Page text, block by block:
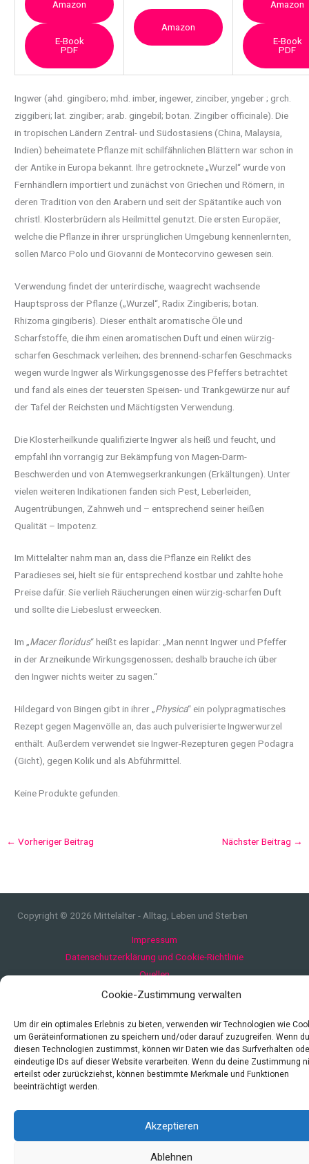
Cookie-Zustimmung verwalten
Um dir ein optimales Erlebnis zu bieten, verwenden wir Technologien wie
um Geräteinformationen zu speichern und/oder darauf zuzugreifen. Wenn du
diesen Technologien zustimmst, können wir Daten wie das Surfverhalten
eindeutige IDs auf dieser Website verarbeiten. Wenn du deine Zustimmung
erteilst oder zurückziehst, können bestimmte Merkmale und Funktionen
beeinträchtigt werden.
Akzeptieren
Ablehnen
Amazon
E-Book
PDF
Amazon
Amazon
E-Book
PDF
Ingwer (ahd. gingibero; mhd. imber, ingewer, zinciber, yngeber ; grch.
ziggiberi; lat. zingiber; arab. gingebil; botan. Zingiber officinale). Die
in tropischen Ländern Zentral- und Südostasiens (China, Malaysia,
Indien) beheimatete Pflanze mit schilfähnlichen Blättern war schon in
der Antike in Europa bekannt. Ihre getrocknete „Wurzel“ wurde von
Fernhändlern importiert und zunächst von Griechen und Römern, in
deren Tradition von den Arabern und seit der Spätantike auch von
christl. Klosterbrüdern als Heilmittel genutzt. Die ersten Europäer,
welche die Pflanze in ihrer ursprünglichen Umgebung kennenlernten,
sollen Marco Polo und Giovanni de Montecorvino gewesen sein.
Verwendung findet der unterirdische, waagrecht wachsende
Hauptspross der Pflanze („Wurzel“, Radix Zingiberis; botan.
Rhizoma gingiberis). Dieser enthält aromatische Öle und
Scharfstoffe, die ihm einen aromatischen Duft und einen würzig-
scharfen Geschmack verleihen; des brennend-scharfen Geschmacks
wegen wurde Ingwer als Wirkungsgenosse des Pfeffers betrachtet
und fand als eines der teuersten Speisen- und Trankgewürze nur auf
der Tafel der Reichsten und Mächtigsten Verwendung.
Die Klosterheilkunde qualifizierte Ingwer als heiß und feucht, und
empfahl ihn vorrangig zur Bekämpfung von Magen-Darm-
Beschwerden und von Atemwegserkrankungen (Erkältungen). Unter
vielen weiteren Indikationen fanden sich Pest, Leberleiden,
Augentrübungen, Zahnweh und – entsprechend seiner heißen
Qualität – Impotenz.
Im Mittelalter nahm man an, dass die Pflanze ein Relikt des
Paradieses sei, hielt sie für entsprechend kostbar und zahlte hohe
Preise dafür. Sie verlieh Räucherungen einen würzig-scharfen Duft
und sollte die Liebeslust erweecken.
Im „Macer floridus“ heißt es lapidar: „Man nennt Ingwer und Pfeffer
in der Arzneikunde Wirkungsgenossen; deshalb brauche ich über
den Ingwer nichts weiter zu sagen.“
Hildegard von Bingen gibt in ihrer „Physica“ ein polypragmatisches
Rezept gegen Magenvölle an, das auch pulverisierte Ingwerwurzel
enthält. Außerdem verwendet sie Ingwer-Rezepturen gegen Podagra
(Gicht), gegen Kolik und als Abführmittel.
Keine Produkte gefunden.
← Vorheriger Beitrag Nächster Beitrag →
Copyright © 2026 Mittelalter - Alltag, Leben und Sterben
Impressum
Datenschutzerklärung und Cookie-Richtlinie
Quellen
Index